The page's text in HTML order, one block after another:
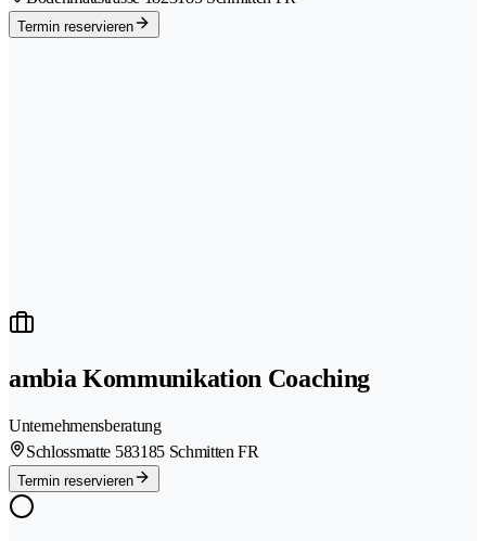
Termin reservieren
ambia Kommunikation Coaching
Unternehmensberatung
Schlossmatte 583185 Schmitten FR
Termin reservieren